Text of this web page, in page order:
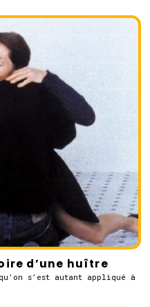
d’une huître
s’est autant appliqué à